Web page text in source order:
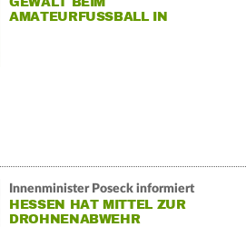
AMATEURFUSSBALL IN D
Innenminister Poseck informiert
HESSEN HAT MITTEL ZUR
DROHNENABWEHR